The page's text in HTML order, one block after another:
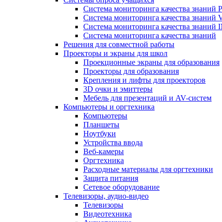
Система мониторинга качества знаний
Система мониторинга качества знаний
Система мониторинга качества знаний
Система мониторинга качества знаний
Решения для совместной работы
Проекторы и экраны для школ
Проекционные экраны для образования
Проекторы для образования
Крепления и лифты для проекторов
3D очки и эмиттеры
Мебель для презентаций и AV-систем
Компьютеры и оргтехника
Компьютеры
Планшеты
Ноутбуки
Устройства ввода
Веб-камеры
Оргтехника
Расходные материалы для оргтехники
Защита питания
Сетевое оборудование
Телевизоры, аудио-видео
Телевизоры
Видеотехника